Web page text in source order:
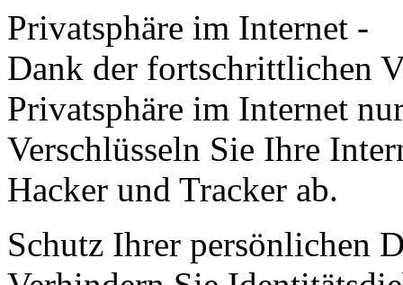
Privatsphäre im Internet -
Dank der fortschrittlichen
Privatsphäre im Internet
Verschlüsseln Sie Ihre
Hacker und Tracker ab.
Schutz Ihrer persönlichen